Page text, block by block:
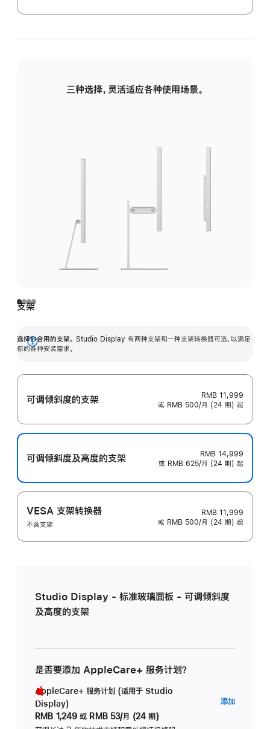
三种选择，灵活适应各种使用场景。
支架
选择你合用的支架。 Studio Display 有两种支架和一种支架转换器可选，以满足
你的各种安装需求。
展
可调倾斜度的支架
RMB 11,999
或 RMB 500/月 (24 期) 起
可调倾斜度及高‍度的支‍架
RMB 14,999
或 RMB 625/月 (24 期) 起
VESA 支架转换器
不含支架
RMB 11,999
或 RMB 500/月 (24 期) 起
Studio Display - 标准玻璃面板 - 可调倾斜度
及高度的支架
是否要添加 AppleCare+ 服务计划？
AppleCare+ 服务计划 (适用于 Studio
Display)
RMB 1,249 或 RMB 53/月 (24 期)
添加